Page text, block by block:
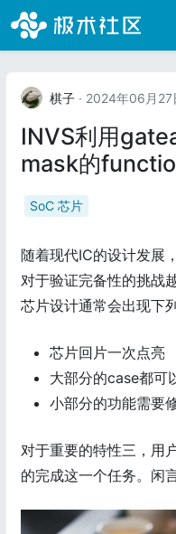
棋子 · 2024年06月27
INVS利用
mask的
SoC 芯片
随着现代IC的设计发展
对于验证完备性的挑战
芯片设计通常会出现下
芯片回片一次点亮
大部分的case都可
小部分的功能需要
对于重要的特性三，用
的完成这一个任务。闲